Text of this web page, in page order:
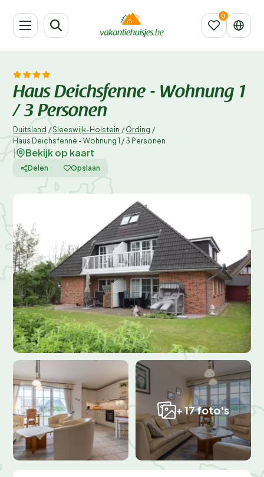
Haus Deichsfenne - Wohnung 1
/ 3 Personen
Duitsland /Sleeswijk-Holstein / Ording /
Haus Deichsfenne - Wohnung 1 / 3 Personen
Bekijk op kaart
Delen Opslaan
+ 17 foto's